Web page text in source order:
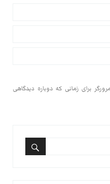
برای زمانی که دوباره دیدگاهی